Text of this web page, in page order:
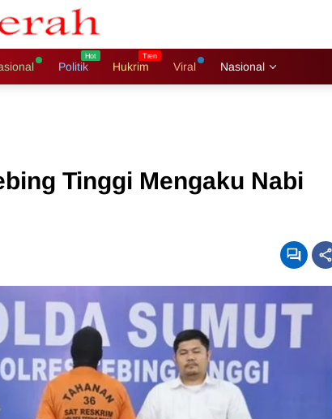
Politik Hukrim Viral Nasional
Tinggi Mengaku Nabi